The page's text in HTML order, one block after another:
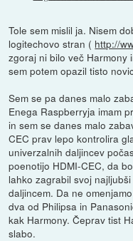
Tole sem mislil ja. Nisem
logitechovo stran ( http://
zgoraj ni bilo več Harmony
sem potem opazil tisto
Sem se pa danes malo
Enega Raspberryja imam
in sem se danes malo
CEC prav lepo kontrolira
univerzalnih daljincev
poenotijo HDMI-CEC, da
lahko zagrabil svoj
daljincem. Da ne
dva od Philipsa in
kak Harmony. Čeprav tist
slabo.